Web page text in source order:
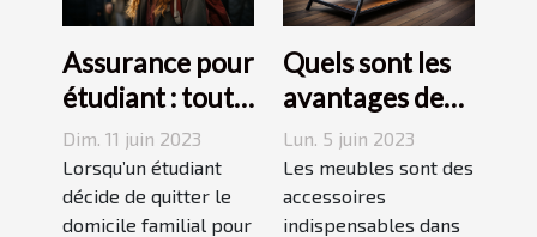
Assurance pour
étudiant : tout
ce qu’il faut
savoir avant de
choisir
Dim. 11 juin 2023
Lorsqu’un étudiant
décide de quitter le
domicile familial pour
Quels sont les
avantages des
tables basses
industrielles ?
Lun. 5 juin 2023
Les meubles sont des
accessoires
indispensables dans